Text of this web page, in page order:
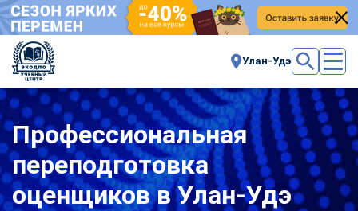
Улан-Удэ
Профессиональная
переподготовка
оценщиков в Улан-Удэ